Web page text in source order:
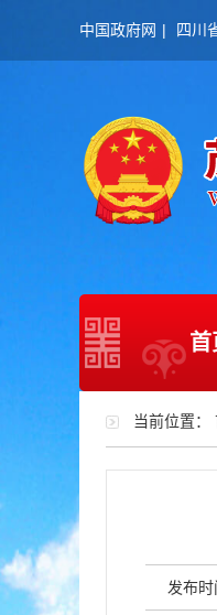
中国政府网 | 四川
首
当前位置：
发布